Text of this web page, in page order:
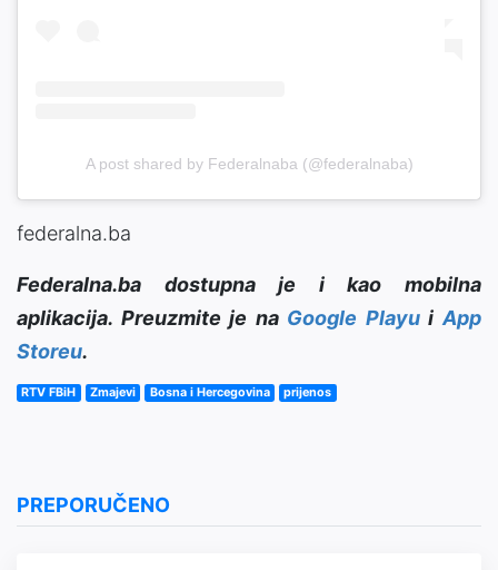
A post shared by Federalnaba (@federalnaba)
federalna.ba
Federalna.ba dostupna je i kao mobilna
aplikacija. Preuzmite je na Google PlayuiApp
Storeu.
RTV FBiH Zmajevi Bosna i Hercegovina prijenos
PREPORUČENO